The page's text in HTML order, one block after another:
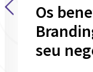
Os
seu